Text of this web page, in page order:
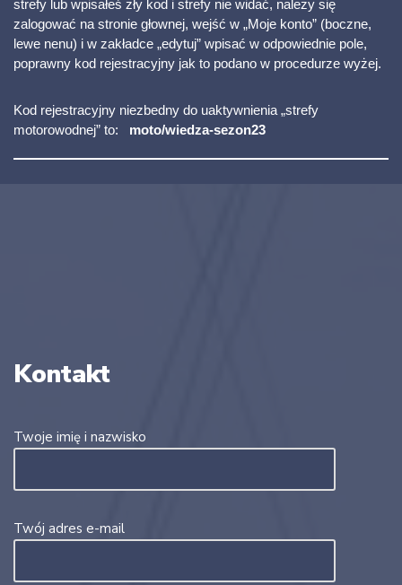
strefy lub wpisałeś zły kod i strefy nie widać, należy się
zalogować na stronie głownej, wejść w „Moje konto” (boczne,
lewe nenu) i w zakładce „edytuj” wpisać w odpowiednie pole,
poprawny kod rejestracyjny jak to podano w procedurze wyżej.
Kod rejestracyjny niezbedny do uaktywnienia „strefy
motorowodnej” to: moto/wiedza-sezon23
Kontakt
Twoje imię i nazwisko
Twój adres e-mail